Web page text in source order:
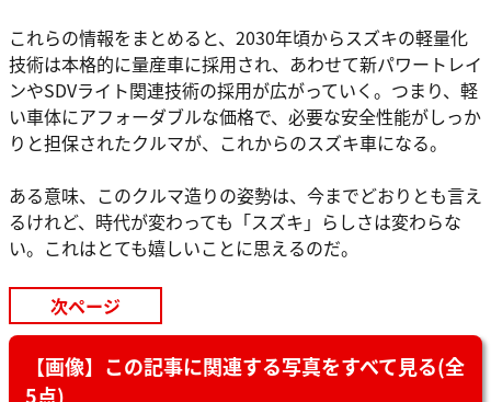
これらの情報をまとめると、2030年頃からスズキの軽量化
技術は本格的に量産車に採用され、あわせて新パワートレイ
ンやSDVライト関連技術の採用が広がっていく。つまり、軽
い車体にアフォーダブルな価格で、必要な安全性能がしっか
りと担保されたクルマが、これからのスズキ車になる。
ある意味、このクルマ造りの姿勢は、今までどおりとも言え
るけれど、時代が変わっても「スズキ」らしさは変わらな
い。これはとても嬉しいことに思えるのだ。
次ページ
【画像】この記事に関連する写真をすべて見る(全
5点)